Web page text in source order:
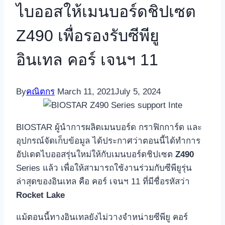
ไบออสให้เมนบอร์ดชิปเซต
Z490 เพื่อรองรับซีพียู
อินเทล คอร์ เจนฯ 11
Byคณิตกร March 11, 2021July 5, 2024
BIOSTAR ผู้นำการผลิตเมนบอร์ด กราฟิกการ์ด และ
อุปกรณ์จัดเก็บข้อมูล ได้ประกาศว่าตอนนี้ได้ทำการ
อัปเดตไบออสรุ่นใหม่ให้กับเมนบอร์ดชิปเซต Z490
Series แล้ว เพื่อให้สามารถใช้งานร่วมกับซีพียูรุ่น
ล่าสุดของอินเทล คือ คอร์ เจนฯ 11 ที่มีชื่อรหัสว่า
Rocket Lake
แม้ตอนนี้ทางอินเทลยังไม่วางจำหน่ายซีพียู คอร์